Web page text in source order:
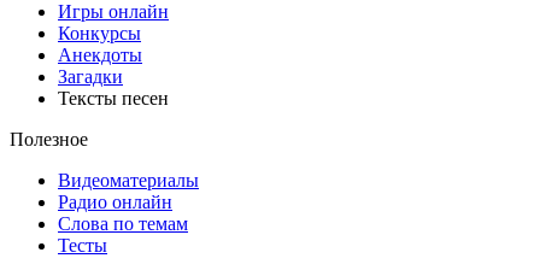
Игры онлайн
Конкурсы
Анекдоты
Загадки
Тексты песен
Полезное
Видеоматериалы
Радио онлайн
Слова по темам
Тесты